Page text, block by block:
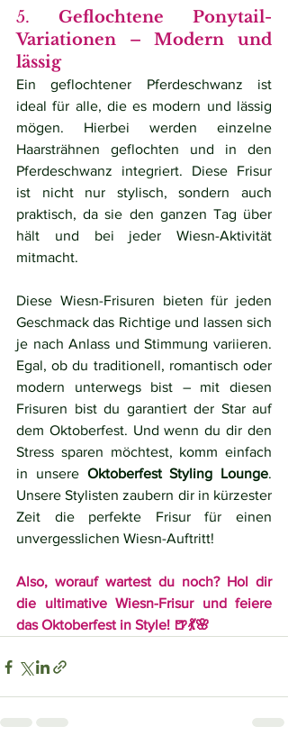
5. Geflochtene Ponytail-
Variationen – Modern und
lässig
Ein geflochtener Pferdeschwanz ist
ideal für alle, die es modern und lässig
mögen. Hierbei werden einzelne
Haarsträhnen geflochten und in den
Pferdeschwanz integriert. Diese Frisur
ist nicht nur stylisch, sondern auch
praktisch, da sie den ganzen Tag über
hält und bei jeder Wiesn-Aktivität
mitmacht.
Diese Wiesn-Frisuren bieten für jeden
Geschmack das Richtige und lassen sich
je nach Anlass und Stimmung variieren.
Egal, ob du traditionell, romantisch oder
modern unterwegs bist – mit diesen
Frisuren bist du garantiert der Star auf
dem Oktoberfest. Und wenn du dir den
Stress sparen möchtest, komm einfach
in unsere Oktoberfest Styling Lounge.
Unsere Stylisten zaubern dir in kürzester
Zeit die perfekte Frisur für einen
unvergesslichen Wiesn-Auftritt!
Also, worauf wartest du noch? Hol dir
die ultimative Wiesn-Frisur und feiere
das Oktoberfest in Style! 🍺💃🌸